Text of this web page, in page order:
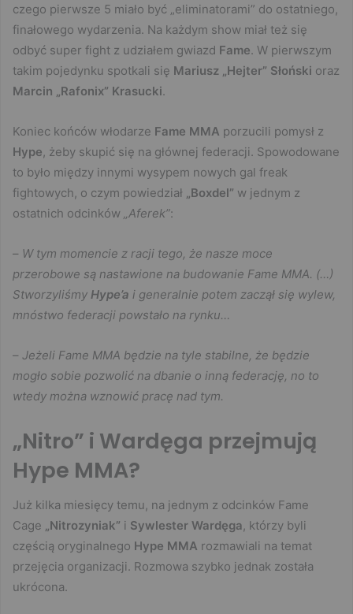
czego pierwsze 5 miało być „eliminatorami” do ostatniego,
finałowego wydarzenia. Na każdym show miał też się
odbyć super fight z udziałem gwiazd Fame. W pierwszym
takim pojedynku spotkali się Mariusz „Hejter” Słoński oraz
Marcin „Rafonix” Krasucki.
Koniec końców włodarze Fame MMA porzucili pomysł z
Hype, żeby skupić się na głównej federacji. Spowodowane
to było między innymi wysypem nowych gal freak
fightowych, o czym powiedział
„Boxdel” w jednym z
ostatnich odcinków „Aferek”:
– W tym momencie z racji tego, że nasze moce
przerobowe są nastawione na budowanie Fame MMA. (…)
Stworzyliśmy Hype’a i generalnie potem zaczął się wylew,
mnóstwo federacji powstało na rynku…
– Jeżeli Fame MMA będzie na tyle stabilne, że będzie
mogło sobie pozwolić na dbanie o inną federację, no to
wtedy można wznowić pracę nad tym.
„Nitro” i Wardęga przejmują
Hype MMA?
Już kilka miesięcy temu, na jednym z odcinków Fame
Cage „Nitrozyniak” i Sywlester Wardęga, którzy byli
częścią oryginalnego Hype MMA rozmawiali na temat
przejęcia organizacji. Rozmowa szybko jednak została
ukrócona.